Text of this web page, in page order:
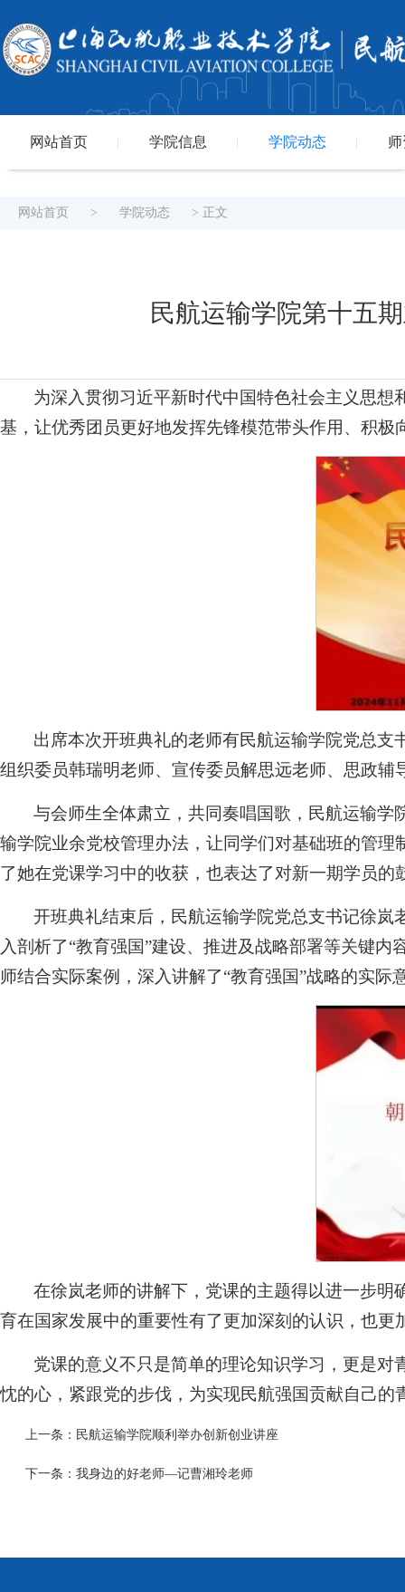
网站首页 学院信息 学院动态
网站首页 > 学院动态 > 正文
民航运输学院第十五
为深入贯彻习近平新时代中国特色社会主义思
基，让优秀团员更好地发挥先锋模范带头作用、积
出席本次开班典礼的老师有民航运输学院党总
组织委员韩瑞明老师、宣传委员解思远老师、思政辅
与会师生全体肃立，共同奏唱国歌，民航运输
输学院业余党校管理办法，让同学们对基础班的管
了她在党课学习中的收获，也表达了对新一期学员
开班典礼结束后，民航运输学院党总支书记徐岚
入剖析了“教育强国”建设、推进及战略部署等关键
师结合实际案例，深入讲解了“教育强国”战略的实际
在徐岚老师的讲解下，党课的主题得以进一步明
育在国家发展中的重要性有了更加深刻的认识，也
党课的意义不只是简单的理论知识学习，更是
忱的心，紧跟党的步伐，为实现民航强国贡献自己的
上一条： 民航运输学院顺利举办创新创业讲座
下一条： 我身边的好老师—记曹湘玲老师